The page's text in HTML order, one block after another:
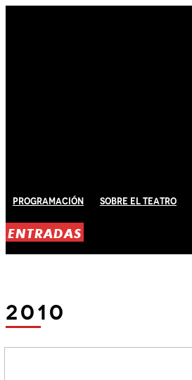
Programación Sobre El Teatro
ENTRADAS
2010